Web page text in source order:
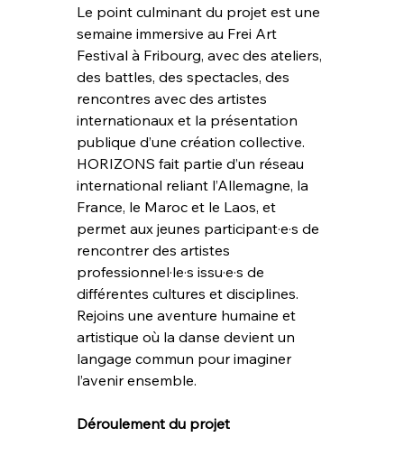
Le point culminant du projet est une
semaine immersive au Frei Art
Festival à Fribourg, avec des ateliers,
des battles, des spectacles, des
rencontres avec des artistes
internationaux et la présentation
publique d’une création collective.
HORIZONS fait partie d’un réseau
international reliant l’Allemagne, la
France, le Maroc et le Laos, et
permet aux jeunes participant·e·s de
rencontrer des artistes
professionnel·le·s issu·e·s de
différentes cultures et disciplines.
Rejoins une aventure humaine et
artistique où la danse devient un
langage commun pour imaginer
l’avenir ensemble.
Déroulement du projet